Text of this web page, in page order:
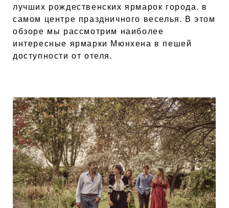
лучших рождественских ярмарок города, в
самом центре праздничного веселья. В этом
обзоре мы рассмотрим наиболее
интересные ярмарки Мюнхена в пешей
доступности от отеля.